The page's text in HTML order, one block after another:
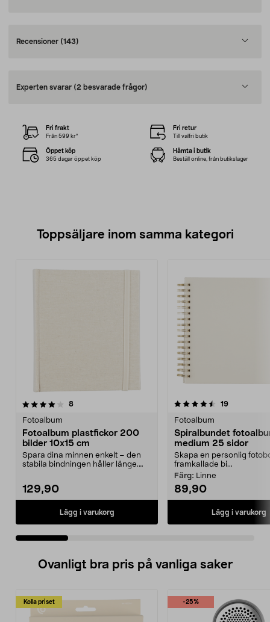
Recensioner (143)
Experten svarar (2 besvarade frågor)
Fri frakt
Från 599 kr*
Fri retur
Till valfri butik
Öppet köp
365 dagar öppet köp
Hämta i butik
Beställ online, från butikslager
Toppsäljare inom samma kategori
8recensioner
Fotoalbum
Fotoalbum plastfickor 200
bilder 10x15 cm
Spara dina minnen enkelt – den
stabila bindningen håller länge.
129,90
Lägg i varukorg
4.5 av 5 stjärnor 19recensioner
Fotoalbum
Spiralbundet
medium 25 sidor
Skapa en personlig
framkallade bi...
Färg: Linne
89,90
Lägg i varukorg
5.0 av 5 stjärnor
Ovanligt bra pris på vanliga saker
Kolla priset -25%